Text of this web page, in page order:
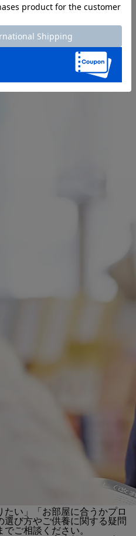
お問い合わせ
たい」「お部屋に合うかプロ
び方やご供養に関する疑問
でご相談ください。